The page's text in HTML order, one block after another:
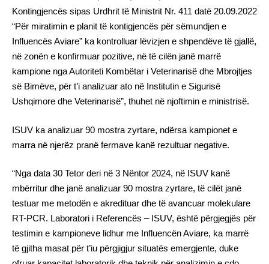
Kontingjencës sipas Urdhrit të Ministrit Nr. 411 datë 20.09.2022
“Për miratimin e planit të kontigjencës për sëmundjen e
Influencës Aviare” ka kontrolluar lëvizjen e shpendëve të gjallë,
në zonën e konfirmuar pozitive, në të cilën janë marrë
kampione nga Autoriteti Kombëtar i Veterinarisë dhe Mbrojtjes
së Bimëve, për t’i analizuar ato në Institutin e Sigurisë
Ushqimore dhe Veterinarisë”, thuhet në njoftimin e ministrisë.
ISUV ka analizuar 90 mostra zyrtare, ndërsa kampionet e
marra në njerëz pranë fermave kanë rezultuar negative.
“Nga data 30 Tetor deri në 3 Nëntor 2024, në ISUV kanë
mbërritur dhe janë analizuar 90 mostra zyrtare, të cilët janë
testuar me metodën e akredituar dhe të avancuar molekulare
RT-PCR. Laboratori i Referencës – ISUV, është përgjegjës për
testimin e kampioneve lidhur me Influencën Aviare, ka marrë
të gjitha masat për t’iu përgjigjur situatës emergjente, duke